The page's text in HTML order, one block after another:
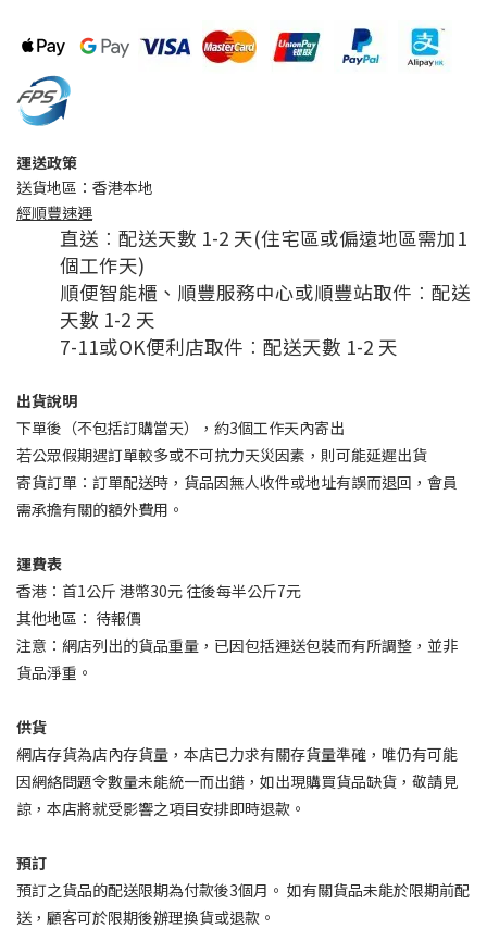
運送政策
送貨地區：香港本地
經順豐速運
直送︰配送天數 1-2 天(住宅區或偏遠地區需加1
個工作天)
順便智能櫃、順豐服務中心或順豐站取件︰配送
天數 1-2 天
7-11或OK便利店取件︰配送天數 1-2 天
出貨說明
下單後（不包括訂購當天），約3個工作天內寄出
若公眾假期遇訂單較多或不可抗力天災因素，則可能延遲出貨
寄貨訂單： 訂單配送時，貨品因無人收件或地址有誤而退回，會員
需承擔有關的額外費用。
運費表
香港 ： 首1公斤 港幣30元 往後每半公斤7元
其他地區： 待報價
注意：網店列出的貨品重量，已因包括運送包裝而有所調整 ，並非
貨品淨重。
供貨
網店存貨為店內存貨量，本店已力求有關存貨量準確，唯仍有可能
因網絡問題令數量未能統一而出錯，如出現購買貨品缺貨，敬請見
諒，本店將就受影響之項目安排即時退款。
預訂
預訂之貨品的配送限期為付款後3個月。 如有關貨品未能於限期前配
送，顧客可於限期後辦理換貨或退款。